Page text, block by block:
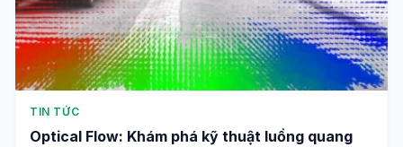
TIN TỨC
Optical Flow: Khám phá kỹ thuật luồng quang